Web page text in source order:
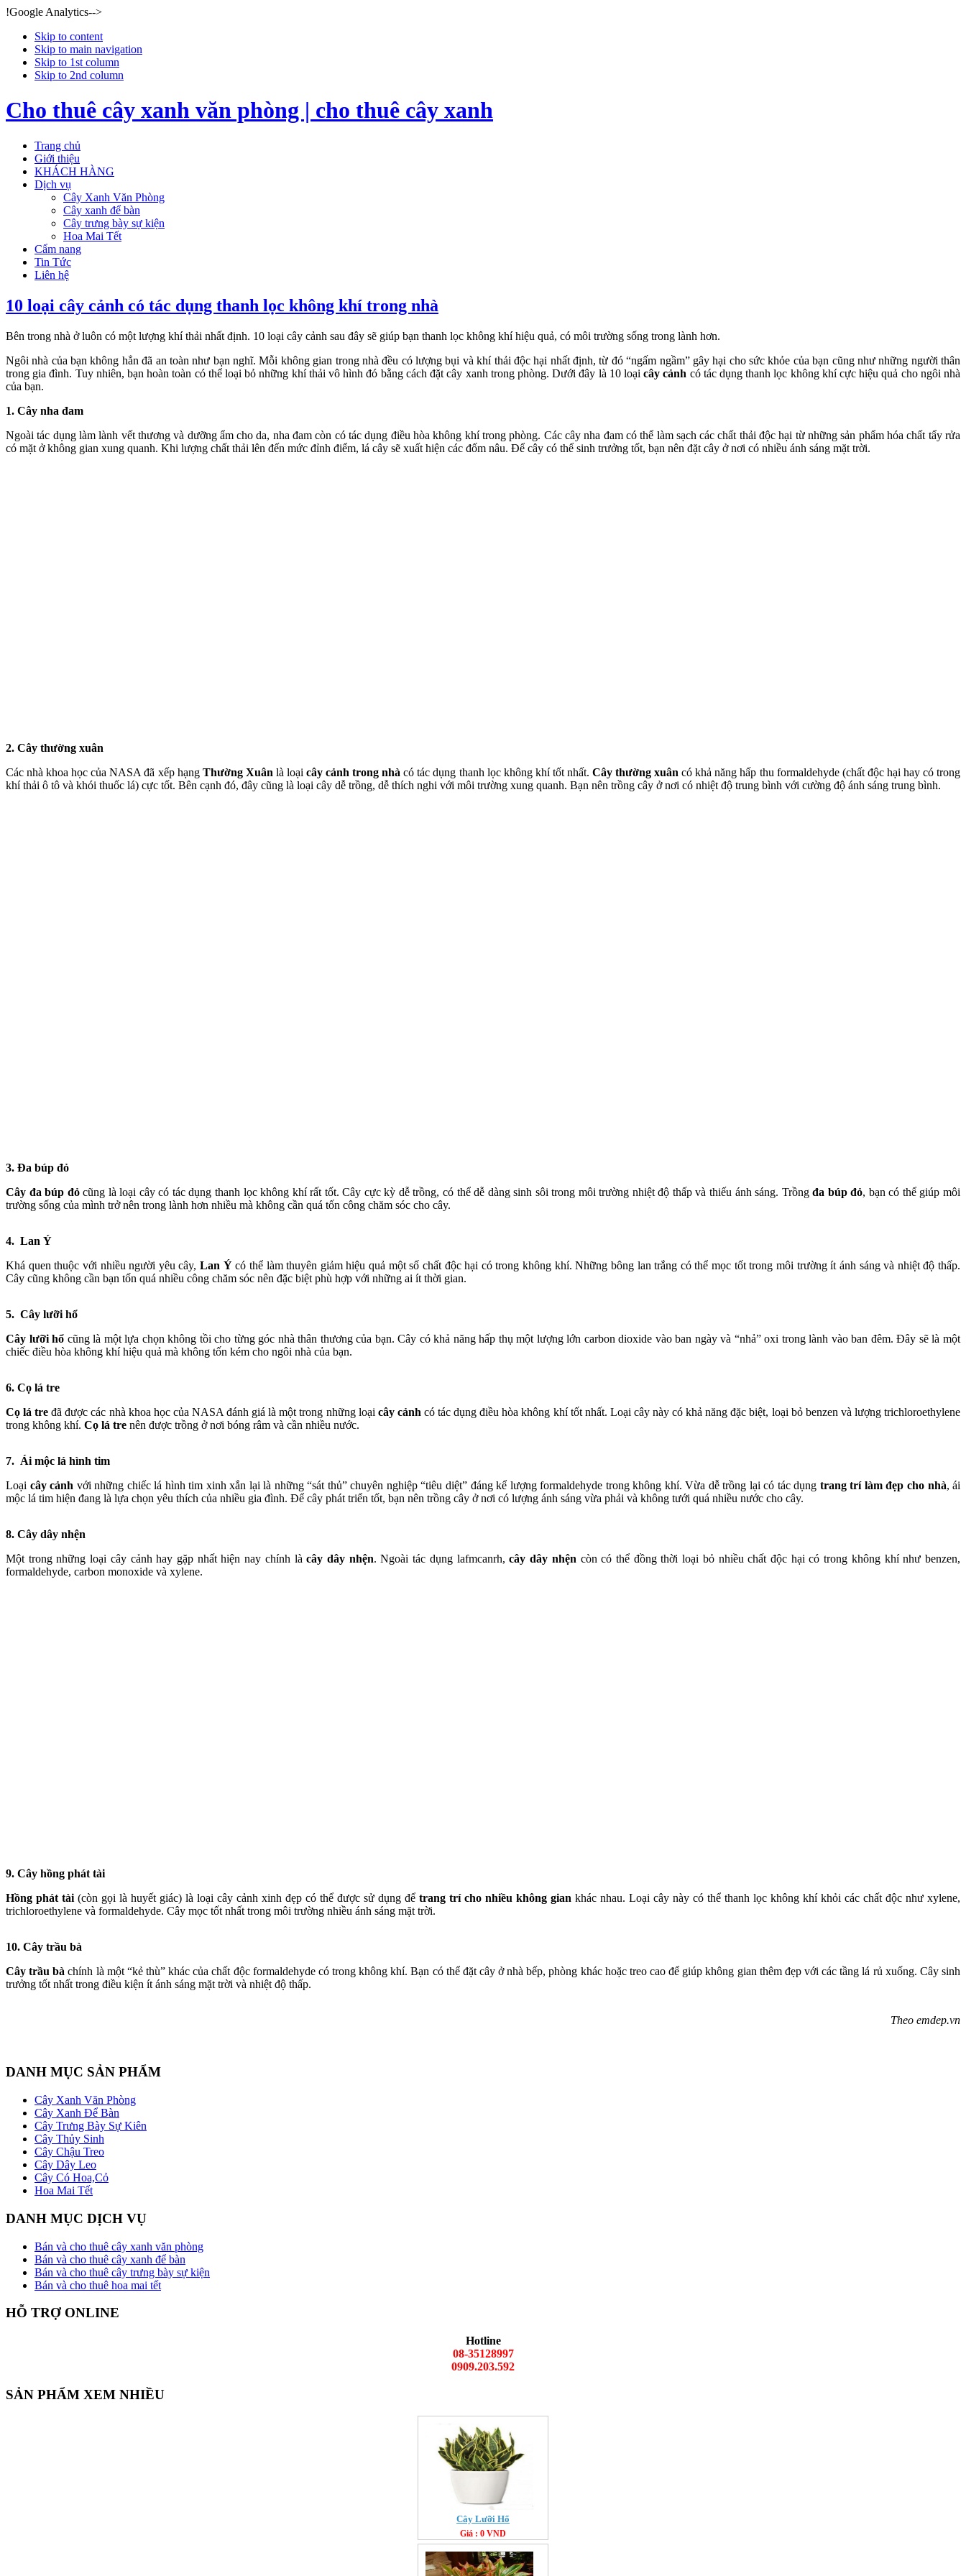
!Google Analytics-->
Skip to content
Skip to main navigation
Skip to 1st column
Skip to 2nd column
Cho thuê cây xanh văn phòng | cho thuê cây xanh
Trang chủ
Giới thiệu
KHÁCH HÀNG
Dịch vụ
Cây Xanh Văn Phòng
Cây xanh để bàn
Cây trưng bày sự kiện
Hoa Mai Tết
Cẩm nang
Tin Tức
Liên hệ
10 loại cây cảnh có tác dụng thanh lọc không khí trong nhà
Bên trong nhà ở luôn có một lượng khí thải nhất định. 10 loại cây cảnh sau đây sẽ giúp bạn thanh lọc không khí hiệu quả, có môi trường sống trong lành hơn.
Ngôi nhà của bạn không hẳn đã an toàn như bạn nghĩ. Mỗi không gian trong nhà đều có lượng bụi và khí thải độc hại nhất định, từ đó “ngấm ngầm” gây hại cho sức khỏe của bạn cũng như những người thân
trong gia đình. Tuy nhiên, bạn hoàn toàn có thể loại bỏ những khí thải vô hình đó bằng cách đặt cây xanh trong phòng. Dưới đây là 10 loạicây cảnh có tác dụng thanh lọc không khí cực hiệu quả cho ngôi nhà
của bạn.
1. Cây nha đam
Ngoài tác dụng làm lành vết thương và dưỡng ẩm cho da, nha đam còn có tác dụng điều hòa không khí trong phòng. Các cây nha đam có thể làm sạch các chất thải độc hại từ những sản phẩm hóa chất tẩy rửa
có mặt ở không gian xung quanh. Khi lượng chất thải lên đến mức đỉnh điểm, lá cây sẽ xuất hiện các đốm nâu. Để cây có thể sinh trưởng tốt, bạn nên đặt cây ở nơi có nhiều ánh sáng mặt trời.
2. Cây thường xuân
Các nhà khoa học của NASA đã xếp hạng Thường Xuân là loại cây cảnh trong nhà có tác dụng thanh lọc không khí tốt nhất. Cây thường xuân có khả năng hấp thu formaldehyde (chất độc hại hay có trong
khí thải ô tô và khói thuốc lá) cực tốt. Bên cạnh đó, đây cũng là loại cây dễ trồng, dễ thích nghi với môi trường xung quanh. Bạn nên trồng cây ở nơi có nhiệt độ trung bình với cường độ ánh sáng trung bình.
3. Đa búp đỏ
Cây đa búp đỏcũng là loại cây có tác dụng thanh lọc không khí rất tốt. Cây cực kỳ dễ trồng, có thể dễ dàng sinh sôi trong môi trường nhiệt độ thấp và thiếu ánh sáng. Trồngđa búp đỏ, bạn có thể giúp môi
trường sống của mình trở nên trong lành hơn nhiều mà không cần quá tốn công chăm sóc cho cây.
4. Lan Ý
Khá quen thuộc với nhiều người yêu cây,Lan Ýcó thể làm thuyên giảm hiệu quả một số chất độc hại có trong không khí. Những bông lan trắng có thể mọc tốt trong môi trường ít ánh sáng và nhiệt độ thấp.
Cây cũng không cần bạn tốn quá nhiều công chăm sóc nên đặc biệt phù hợp với những ai ít thời gian.
5. Cây lưỡi hổ
Cây lưỡi hổ cũng là một lựa chọn không tồi cho từng góc nhà thân thương của bạn. Cây có khả năng hấp thụ một lượng lớn carbon dioxide vào ban ngày và “nhả” oxi trong lành vào ban đêm. Đây sẽ là một
chiếc điều hòa không khí hiệu quả mà không tốn kém cho ngôi nhà của bạn.
6. Cọ lá tre
Cọ lá tre đã được các nhà khoa học của NASA đánh giá là một trong những loại cây cảnh có tác dụng điều hòa không khí tốt nhất. Loại cây này có khả năng đặc biệt, loại bỏ benzen và lượng trichloroethylene
trong không khí. Cọ lá tre nên được trồng ở nơi bóng râm và cần nhiều nước.
7. Ái mộc lá hình tim
Loại cây cảnh với những chiếc lá hình tim xinh xắn lại là những “sát thủ” chuyên nghiệp “tiêu diệt” đáng kể lượng formaldehyde trong không khí. Vừa dễ trồng lại có tác dụng trang trí làm đẹp cho nhà, ái
mộc lá tim hiện đang là lựa chọn yêu thích của nhiều gia đình. Để cây phát triển tốt, bạn nên trồng cây ở nơi có lượng ánh sáng vừa phải và không tưới quá nhiều nước cho cây.
8. Cây dây nhện
Một trong những loại cây cảnh hay gặp nhất hiện nay chính làcây dây nhện. Ngoài tác dụng lafmcanrh,cây dây nhện còn có thể đồng thời loại bỏ nhiều chất độc hại có trong không khí như benzen,
formaldehyde, carbon monoxide và xylene.
9. Cây hồng phát tài
Hồng phát tài (còn gọi là huyết giác) là loại cây cảnh xinh đẹp có thể được sử dụng để trang trí cho nhiều không gian khác nhau. Loại cây này có thể thanh lọc không khí khỏi các chất độc như xylene,
trichloroethylene và formaldehyde. Cây mọc tốt nhất trong môi trường nhiều ánh sáng mặt trời.
10. Cây trầu bà
Cây trầu bà chính là một “kẻ thù” khác của chất độc formaldehyde có trong không khí. Bạn có thể đặt cây ở nhà bếp, phòng khác hoặc treo cao để giúp không gian thêm đẹp với các tầng lá rủ xuống. Cây sinh
trưởng tốt nhất trong điều kiện ít ánh sáng mặt trời và nhiệt độ thấp.
Theo emdep.vn
DANH MỤC SẢN PHẨM
Cây Xanh Văn Phòng
Cây Xanh Để Bàn
Cây Trưng Bày Sự Kiên
Cây Thủy Sinh
Cây Chậu Treo
Cây Dây Leo
Cây Có Hoa,Cỏ
Hoa Mai Tết
DANH MỤC DỊCH VỤ
Bán và cho thuê cây xanh văn phòng
Bán và cho thuê cây xanh để bàn
Bán và cho thuê cây trưng bày sự kiện
Bán và cho thuê hoa mai tết
HỖ TRỢ ONLINE
Hotline
08-35128997
0909.203.592
SẢN PHẨM XEM NHIỀU
Cây Lưỡi Hổ
Giá : 0 VND